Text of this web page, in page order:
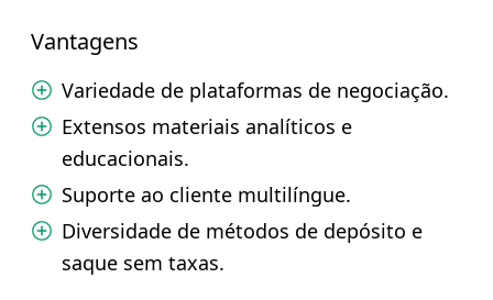
Vantagens
Variedade de plataformas de negociação.
Extensos materiais analíticos e
educacionais.
Suporte ao cliente multilíngue.
Diversidade de métodos de depósito e
saque sem taxas.